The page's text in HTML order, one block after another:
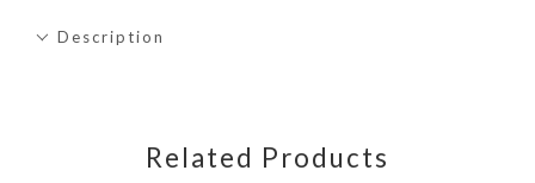
Description
Related Products